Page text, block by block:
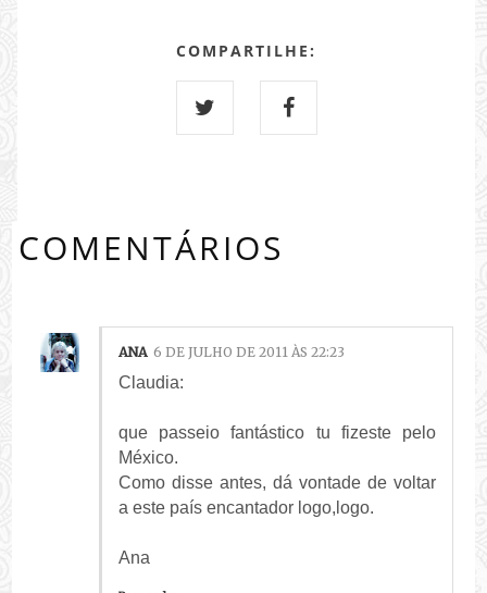
COMPARTILHE:
COMENTÁRIOS
ANA 6 DE JULHO DE 2011 ÀS 22:23
Claudia:
que passeio fantástico tu fizeste pelo
México.
Como disse antes, dá vontade de voltar
a este país encantador logo,logo.
Ana